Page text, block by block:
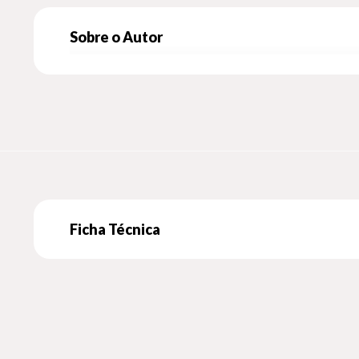
Depois das primeiras páginas fica impossível parar, e
Sobre o Autor
Ficha Técnica